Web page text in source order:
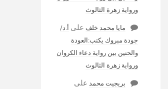
ورواية زهرة الثالوث
مايا محمد خلف على أ.د/
جودة مبروك يكتب:العودة
والحنين بين رواية دعاء الكروان
ورواية زهرة الثالوث
بريجيت محمدعلى